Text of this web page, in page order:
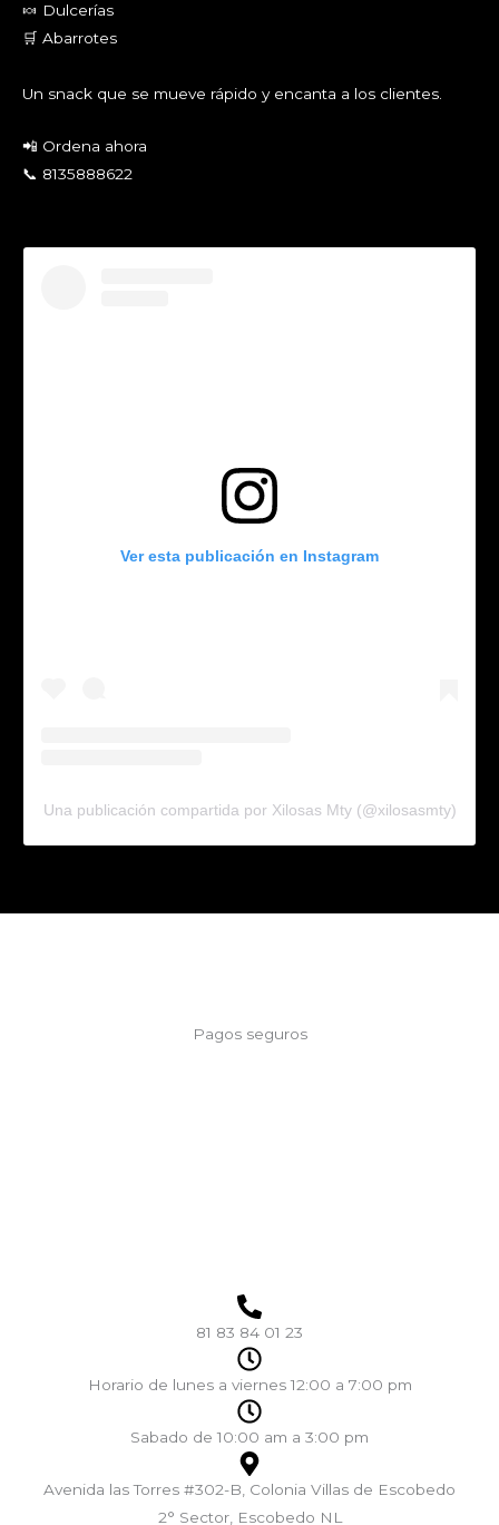
🍬 Dulcerías
🛒 Abarrotes
Un snack que se mueve rápido y encanta a los clientes.
📲 Ordena ahora
📞 8135888622
Ver esta publicación en Instagram
Una publicación compartida por Xilosas Mty (@xilosasmty)
Pagos seguros
81 83 84 01 23
Horario de lunes a viernes 12:00 a 7:00 pm
Sabado de 10:00 am a 3:00 pm
Avenida las Torres #302-B, Colonia Villas de Escobedo
2° Sector, Escobedo NL